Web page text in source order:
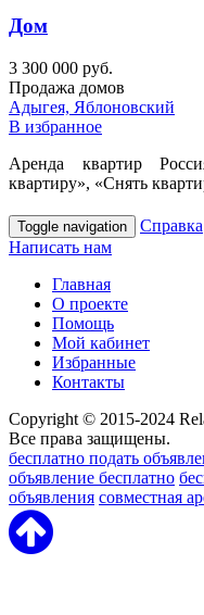
Дом
3 300 000 руб.
Продажа домов
Адыгея, Яблоновский
В избранное
Аренда квартир
квартиру», «Снять
Toggle navigation
Справка
Написать нам
Главная
О проекте
Помощь
Мой кабинет
Избранные
Контакты
Copyright © 2015-2024
Все права защищены.
бесплатно подать
объявление бесплатно
объявления совместная